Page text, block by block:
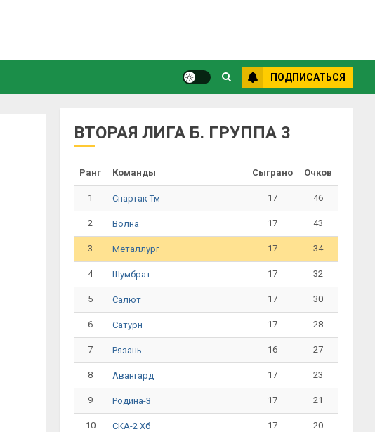
ПОДПИСАТЬСЯ
ВТОРАЯ ЛИГА Б. ГРУППА 3
Ранг Команды Сыграно Очков
1 Спартак Тм 17 46
2 Волна 17 43
3 Металлург 17 34
4 Шумбрат 17 32
5 Салют 17 30
6 Сатурн 17 28
7 Рязань 16 27
8 Авангард 17 23
9 Родина-3 17 21
10 СКА-2 Хб 17 20